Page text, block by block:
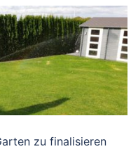
zu finalisieren